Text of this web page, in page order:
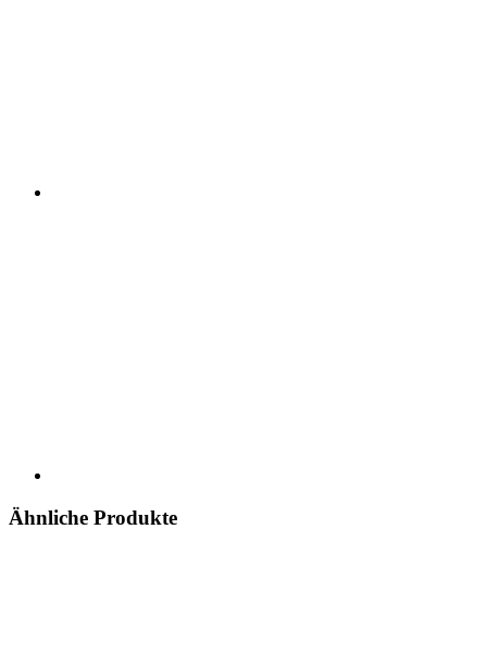
Ähnliche Produkte